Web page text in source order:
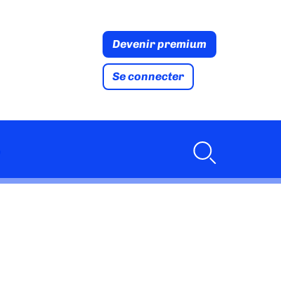
Devenir premium
Se connecter